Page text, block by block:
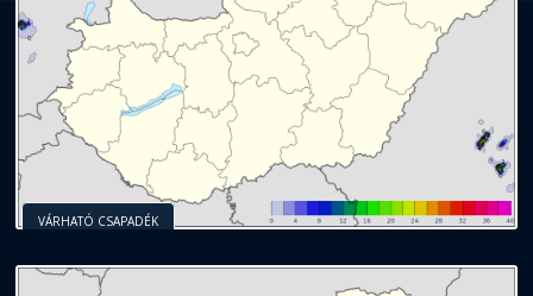
VÁRHATÓ CSAPADÉK